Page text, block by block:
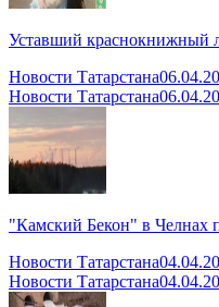
Уставший краснокнижный
Новости Татарстана
Новости Татарстана
"Камский Бекон" в Челнах
Новости Татарстана
Новости Татарстана